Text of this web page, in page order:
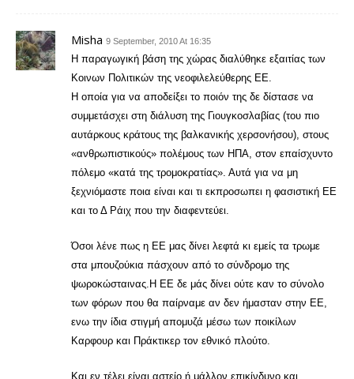
Misha 9 September, 2010 At 16:35
H παραγωγική βάση της χώρας διαλύθηκε εξαιτίας των
Κοινων Πολιτικών της νεοφιλελεύθερης ΕΕ.
Η οποία για να αποδείξει το ποιόν της δε δίστασε να
συμμετάσχει στη διάλυση της Γιουγκοσλαβίας (του πιο
αυτάρκους κράτους της βαλκανικής χερσονήσου), στους
«ανθρωπιστικούς» πολέμους των ΗΠΑ, στον επαίσχυντο
πόλεμο «κατά της τρομοκρατίας». Αυτά για να μη
ξεχνιόμαστε ποια είναι και τι εκπροσωπει η φασιστική ΕΕ
και το Δ Ράιχ που την διαφεντεύει.
Όσοι λένε πως η ΕΕ μας δίνει λεφτά κι εμείς τα τρωμε
στα μπουζούκια πάσχουν από το σύνδρομο της
ψωροκώσταινας.Η ΕΕ δε μάς δίνει ούτε καν το σύνολο
των φόρων που θα παίρναμε αν δεν ήμασταν στην ΕΕ,
ενω την ίδια στιγμή απομυζά μέσω των ποικίλων
Καρφουρ και Πράκτικερ τον εθνικό πλούτο.
Και εν τέλει είναι αστείο ή μάλλον επικίνδυνο και